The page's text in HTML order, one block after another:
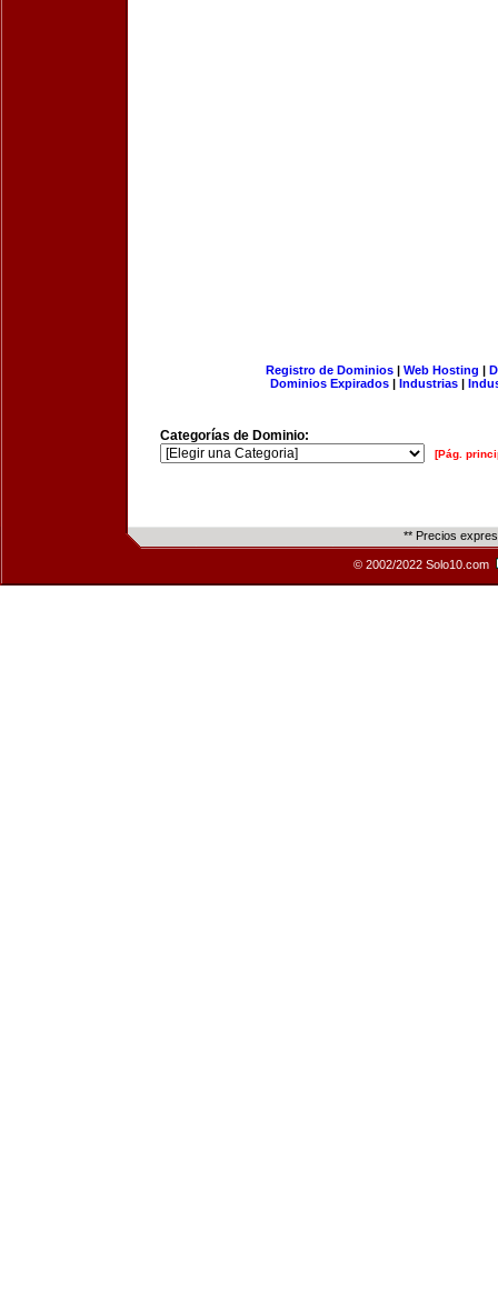
Registro de Dominios| Web Hosting |
Dominios Expirados | Industrias |
Categorías de Dominio:
[Pág.
** Precios
© 2002/2022 Solo10.com